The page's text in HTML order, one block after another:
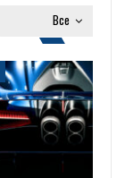
Все